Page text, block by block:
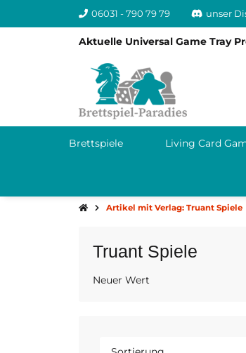
06031 - 790 79 79 unser
Aktuelle Universal Game Tray
Brettspiele Living Card
Artikel mit Verlag: Truant Spiele
Truant Spiele
Neuer Wert